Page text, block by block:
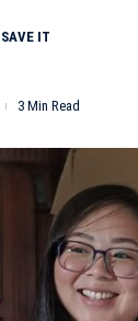
3 Min Read